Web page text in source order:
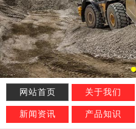
网站首页 关于我们
新闻资讯 产品知识